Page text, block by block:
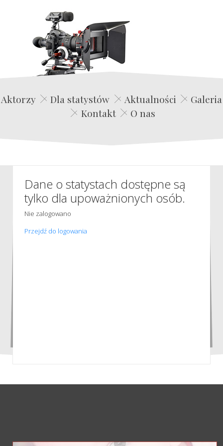
Edwin Film Agencja Aktorska
Aktorzy Dla statystów Aktualności
Galeria
Kontakt
O nas
Dane o statystach dostępne są
tylko dla upoważnionych osób.
Nie zalogowano
Przejdź do logowania